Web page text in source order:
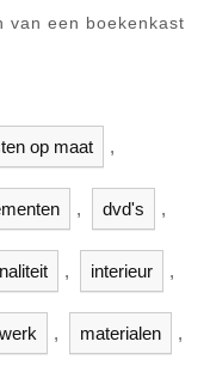
van een boekenkast
op maat ,
, dvd's ,
, interieur ,
, materialen ,